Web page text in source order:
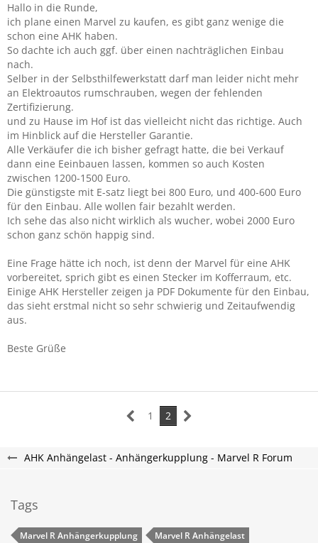
Hallo in die Runde,
ich plane einen Marvel zu kaufen, es gibt ganz wenige die
schon eine AHK haben.
So dachte ich auch ggf. über einen nachträglichen Einbau
nach.
Selber in der Selbsthilfewerkstatt darf man leider nicht mehr
an Elektroautos rumschrauben, wegen der fehlenden
Zertifizierung.
und zu Hause im Hof ist das vielleicht nicht das richtige. Auch
im Hinblick auf die Hersteller Garantie.
Alle Verkäufer die ich bisher gefragt hatte, die bei Verkauf
dann eine Eeinbauen lassen, kommen so auch Kosten
zwischen 1200-1500 Euro.
Die günstigste mit E-satz liegt bei 800 Euro, und 400-600 Euro
für den Einbau. Alle wollen fair bezahlt werden.
Ich sehe das also nicht wirklich als wucher, wobei 2000 Euro
schon ganz schön happig sind.
Eine Frage hätte ich noch, ist denn der Marvel für eine AHK
vorbereitet, sprich gibt es einen Stecker im Kofferraum, etc.
Einige AHK Hersteller zeigen ja PDF Dokumente für den Einbau,
das sieht erstmal nicht so sehr schwierig und Zeitaufwendig
aus.
Beste Grüße
1 2
AHK Anhängelast - Anhängerkupplung - Marvel R Forum
Tags
Marvel R Anhängerkupplung Marvel R Anhängelast